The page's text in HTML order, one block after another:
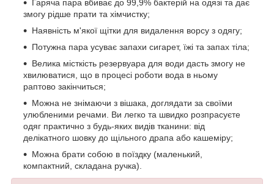
Гаряча пара вбиває до 99,9% бактерій на одязі та дає
змогу рідше прати та хімчистку;
Наявність м'якої щітки для видалення ворсу з одягу;
Потужна пара усуває запахи сигарет, їжі та запах тіла;
Велика місткість резервуара для води дасть змогу не
хвилюватися, що в процесі роботи вода в ньому
раптово закінчиться;
Можна не знімаючи з вішака, доглядати за своїми
улюбленими речами. Ви легко та швидко розпрасуєте
одяг практично з будь-яких видів тканини: від
делікатного шовку до щільного драпа або кашеміру;
Можна брати собою в поїздку (маленький,
компактний, складана ручка).